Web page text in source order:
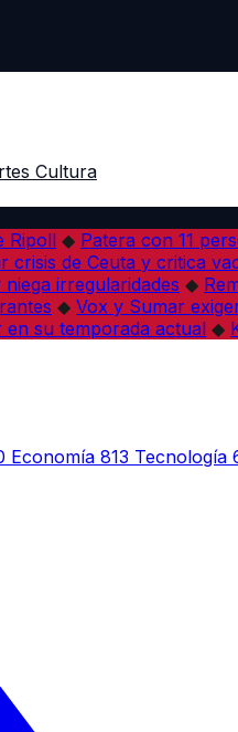
Cultura
Ripoll ◆ Patera con 11
crisis de Ceuta y critica
irregularidades ◆
◆ Vox y Sumar
su temporada actual ◆
Economía 813 Tecnología